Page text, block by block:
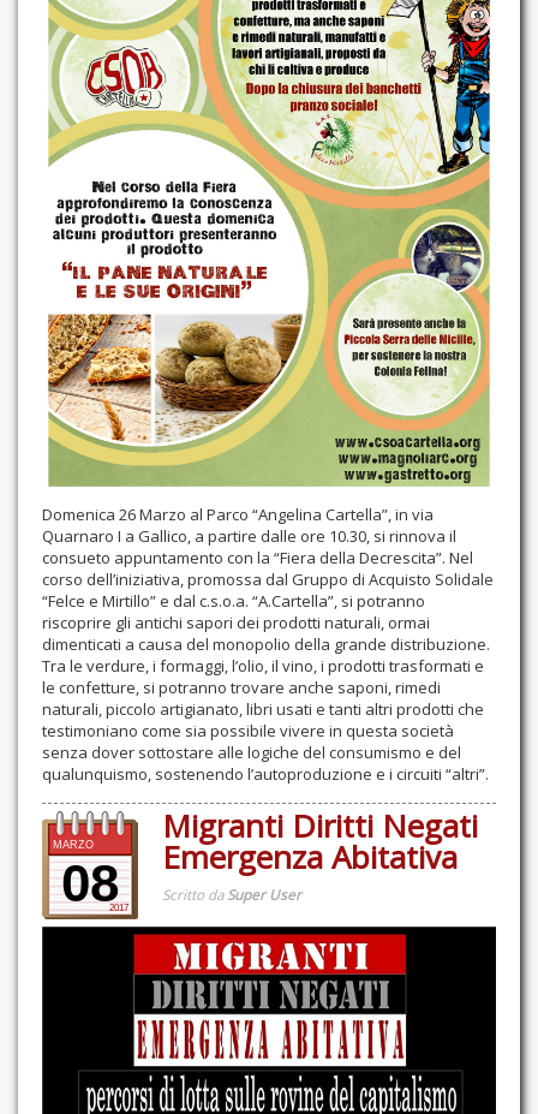
Domenica 26 Marzo al Parco “Angelina Cartella”, in via
Quarnaro I a Gallico, a partire dalle ore 10.30, si rinnova il
consueto appuntamento con la “Fiera della Decrescita”. Nel
corso dell’iniziativa, promossa dal Gruppo di Acquisto Solidale
“Felce e Mirtillo” e dal c.s.o.a. “A.Cartella”, si potranno
riscoprire gli antichi sapori dei prodotti naturali, ormai
dimenticati a causa del monopolio della grande distribuzione.
Tra le verdure, i formaggi, l’olio, il vino, i prodotti trasformati e
le confetture, si potranno trovare anche saponi, rimedi
naturali, piccolo artigianato, libri usati e tanti altri prodotti che
testimoniano come sia possibile vivere in questa società
senza dover sottostare alle logiche del consumismo e del
qualunquismo, sostenendo l’autoproduzione e i circuiti “altri”.
MARZO
082017
Migranti Diritti Negati
Emergenza Abitativa
Scritto daSuper User